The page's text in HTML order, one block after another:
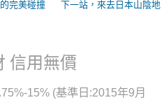
完美碰撞 下一站，來去日本山陰地
信用無價
15% (基準日:2015年9月